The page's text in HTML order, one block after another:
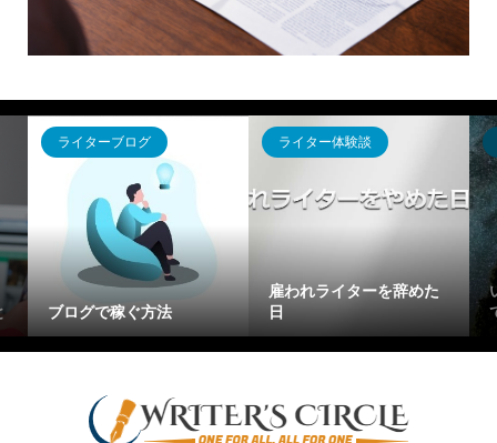
ライターブログ
ブログで稼ぐ方法
ライター体験談
雇われライターを辞めた
日